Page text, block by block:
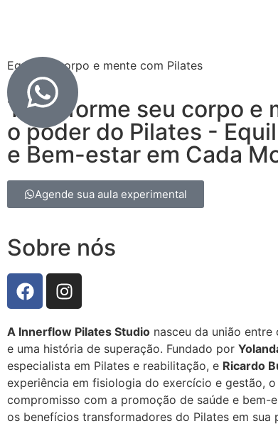
Equilibre corpo e mente com Pilates
Transforme seu corpo e
o poder do Pilates -
e Bem-estar em Cada
Agende sua aula experimental
Sobre nós
A Innerflow Pilates Studio nasceu da união
e uma história de superação. Fundado por
especialista em Pilates e reabilitação, e Ricardo
experiência em fisiologia do exercício e gestão,
compromisso com a promoção de saúde e bem-
os benefícios transformadores do Pilates em sua